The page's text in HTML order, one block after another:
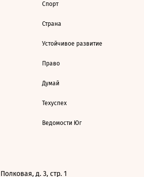
Спорт
Страна
Устойчивое развитие
Право
Думай
Техуспех
Ведомости Юг
д. 3, стр. 1